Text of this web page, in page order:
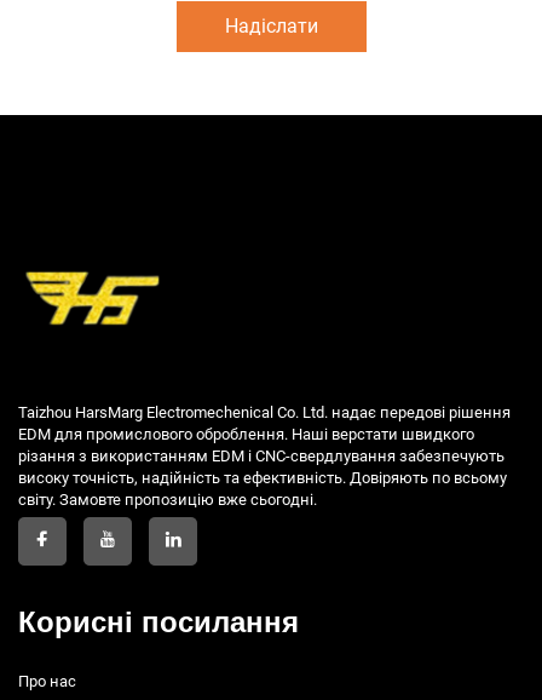
Надіслати
Taizhou HarsMarg Electromechenical Co. Ltd. надає передові рішення
EDM для промислового оброблення. Наші верстати швидкого
різання з використанням EDM і CNC-свердлування забезпечують
високу точність, надійність та ефективність. Довіряють по всьому
світу. Замовте пропозицію вже сьогодні.
Корисні посилання
Про нас